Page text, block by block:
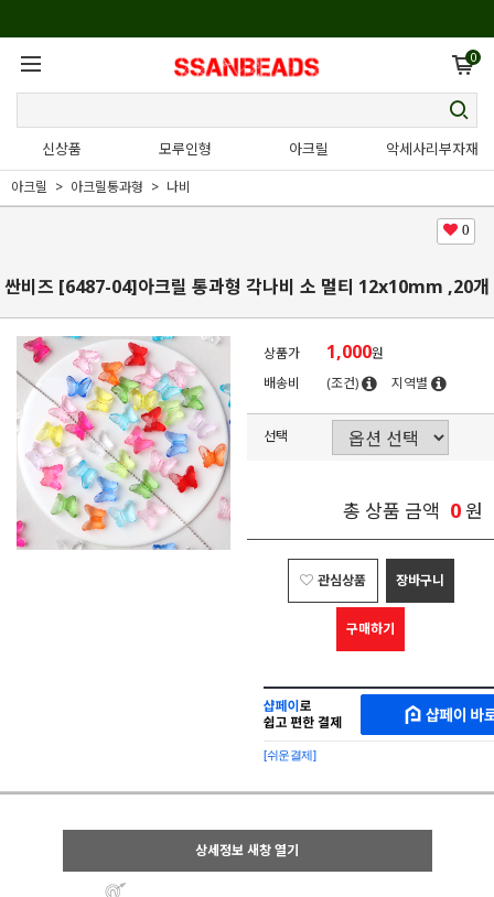
0
신상품 모루인형 아크릴 악세사리부자재
아크릴 아크릴통과형 나비
0
싼비즈 [6487-04]아크릴 통과형 각나비 소 멀티 12x10mm ,20개
상품가 1,000원
배송비
(조건) 지역별
선택
총 상품 금액 0원
관심상품 장바구니
구매하기
MAKESHOP
SHOPPAY
로
간
구
샵
페
페
이
구
[쉬운결제]
상세정보 새창 열기